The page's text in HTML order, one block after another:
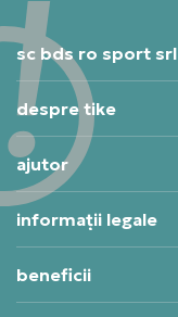
sc bds ro sport srl
despre tike
ajutor
informații legale
beneficii